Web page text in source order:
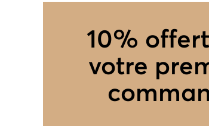
Vous avez aimé ceci, vous
10%
votre